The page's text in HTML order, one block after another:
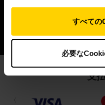
すべての
必要な
支